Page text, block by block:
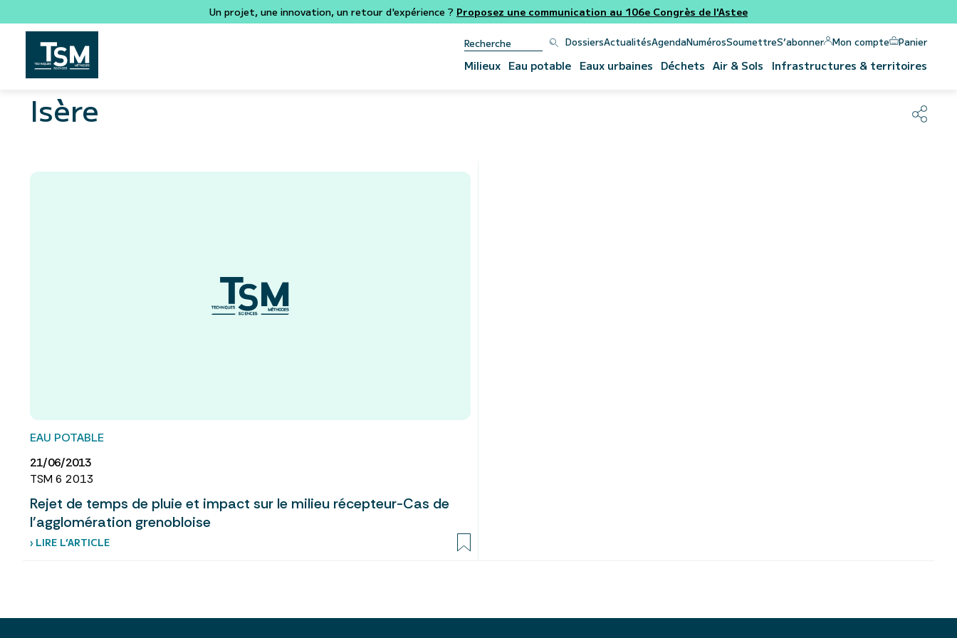
Un projet, une innovation, un retour d'expérience ? Proposez une communication au 106e Congrès de l'Astee
DossiersActualitésAgendaNumérosSoumettreS’abonner Mon compte Panier
Milieux Eau potable Eaux urbaines Déchets Air & Sols Infrastructures & territoires
Isère
EAU POTABLE
21/06/2013
TSM 6 2013
Rejet de temps de pluie et impact sur le milieu récepteur-Cas de
l’agglomération grenobloise
› LIRE L’ARTICLE